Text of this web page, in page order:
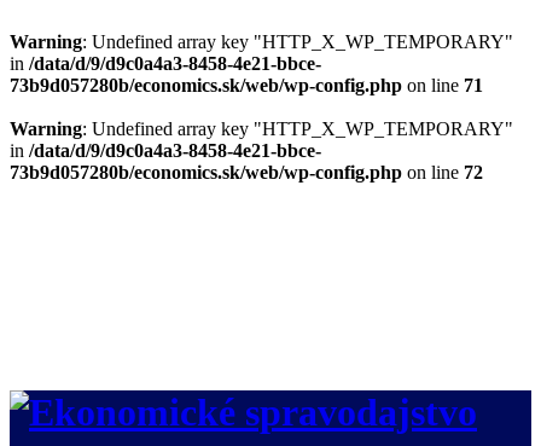
Warning: Undefined array key "HTTP_X_WP_TEMPORARY"
in /data/d/9/d9c0a4a3-8458-4e21-bbce-
73b9d057280b/economics.sk/web/wp-config.php on line 71
Warning: Undefined array key "HTTP_X_WP_TEMPORARY"
in /data/d/9/d9c0a4a3-8458-4e21-bbce-
73b9d057280b/economics.sk/web/wp-config.php on line 72